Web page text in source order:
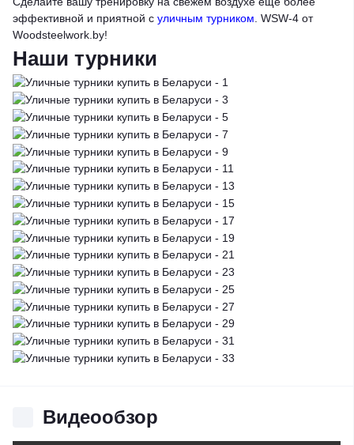
эффективной и приятной с уличным турником WSW-4 от
Woodsteelwork.by!
Наши турники
Видеообзор